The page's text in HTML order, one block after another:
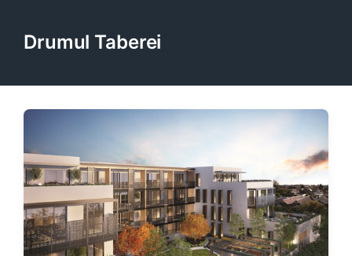
Drumul Taberei